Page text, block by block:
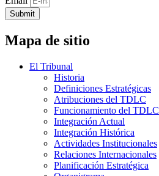
Submit
Mapa de sitio
El Tribunal
Historia
Definiciones Estratégicas
Atribuciones del TDLC
Funcionamiento del TDLC
Integración Actual
Integración Histórica
Actividades Institucionales
Relaciones Internacionales
Planificación Estratégica